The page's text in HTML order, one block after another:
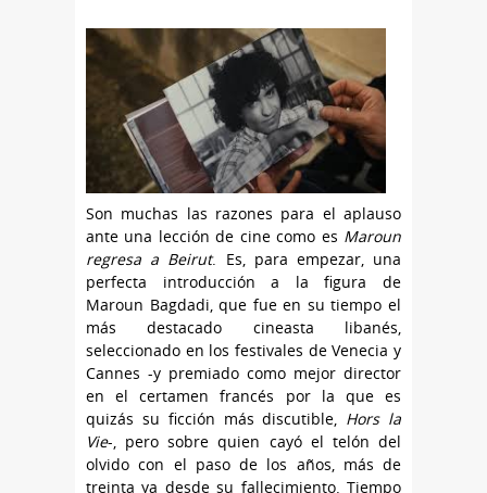
Son muchas las razones para el aplauso
ante una lección de cine como es Maroun
regresa a Beirut. Es, para empezar, una
perfecta introducción a la figura de
Maroun Bagdadi, que fue en su tiempo el
más destacado cineasta libanés,
seleccionado en los festivales de Venecia y
Cannes -y premiado como mejor director
en el certamen francés por la que es
quizás su ficción más discutible, Hors la
Vie-, pero sobre quien cayó el telón del
olvido con el paso de los años, más de
treinta ya desde su fallecimiento. Tiempo